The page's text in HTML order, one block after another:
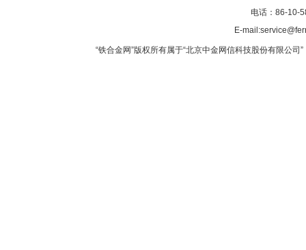
电话：86-10-
E-
“铁合金网”版权所有属于“北京中金网信科技股份有限公司